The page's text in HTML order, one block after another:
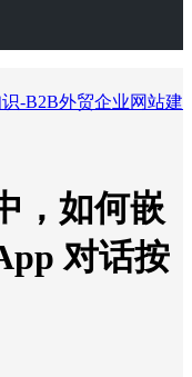
-B2B外贸企业网站建
，如何嵌
对话按